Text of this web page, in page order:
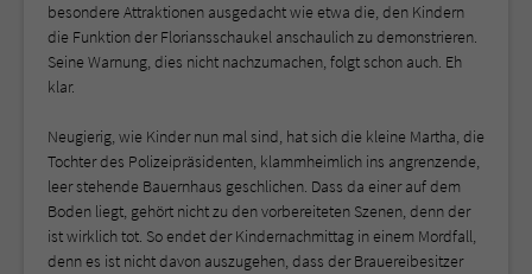
besondere Attraktionen ausgedacht wie etwa die, den Kindern
die Funktion der Floriansschaukel anschaulich zu demonstrieren.
Seine Warnung, dies nicht nachzumachen, folgt schon auch. Eh
klar.
Neugierig, wie Kinder nun mal sind, hat sich die kleine Martha, die
Tochter des Polizeipräsidenten, klammheimlich ins angrenzende,
leer stehende Bauernhaus geschlichen. Dass da einer auf dem
Boden liegt, gehört nicht zu den vorbereiteten Szenen, denn der
ist wirklich tot. So endet der Kindernachmittag in einem Mordfall,
denn es ist nicht davon auszugehen, dass der Brauereibesitzer